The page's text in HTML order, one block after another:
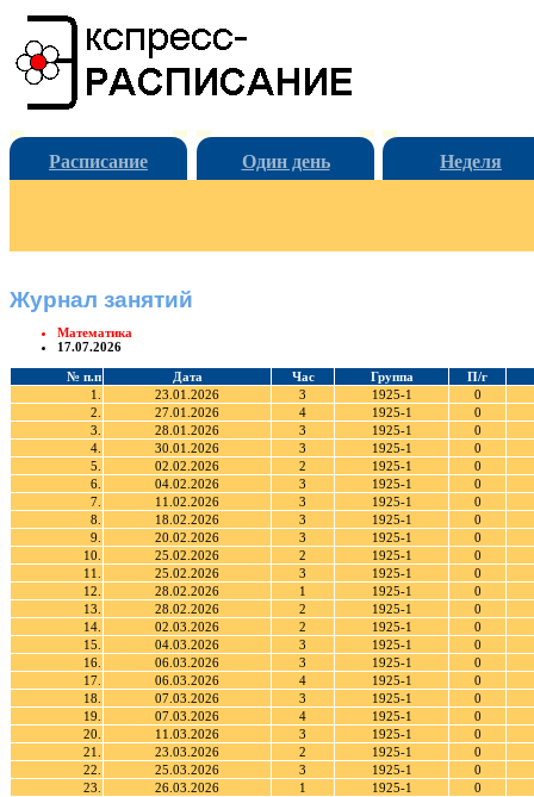
Расписание Один день Неделя
Журнал занятий
Математика
17.07.2026
№ п.п Дата Час Группа
П/г
1.
23.01.2026 3 1925-1
0
2.
27.01.2026 4 1925-1
0
3.
28.01.2026 3 1925-1
0
4.
30.01.2026 3 1925-1
0
5.
02.02.2026 2 1925-1
0
6.
04.02.2026 3 1925-1
0
7.
11.02.2026 3 1925-1
0
8.
18.02.2026 3 1925-1
0
9.
20.02.2026 3 1925-1
0
10.
25.02.2026 2 1925-1
0
11.
25.02.2026 3 1925-1
0
12.
28.02.2026 1 1925-1
0
13.
28.02.2026 2 1925-1
0
14.
02.03.2026 2 1925-1
0
15.
04.03.2026 3 1925-1
0
16.
06.03.2026 3 1925-1
0
17.
06.03.2026 4 1925-1
0
18.
07.03.2026 3 1925-1
0
19.
07.03.2026 4 1925-1
0
20.
11.03.2026 3 1925-1
0
21.
23.03.2026 2 1925-1
0
22.
25.03.2026 3 1925-1
0
23.
26.03.2026 1 1925-1
0